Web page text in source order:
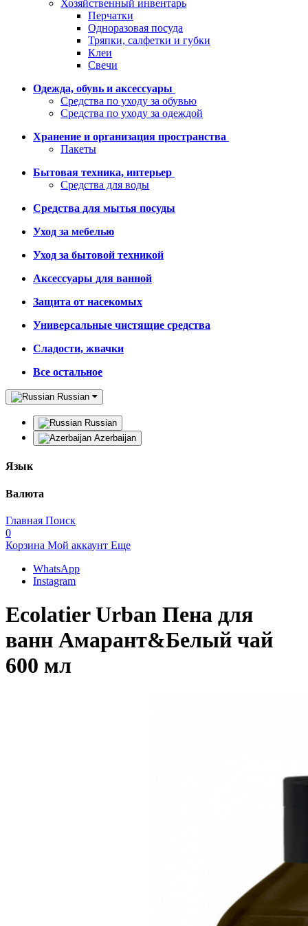
Хозяйственный инвентарь
Перчатки
Одноразовая посуда
Тряпки, салфетки и губки
Клеи
Свечи
Одежда, обувь и аксессуары
Средства по уходу за обувью
Средства по уходу за одеждой
Хранение и организация пространства
Пакеты
Бытовая техника, интерьер
Средства для воды
Средства для мытья посуды
Уход за мебелью
Уход за бытовой техникой
Аксессуары для ванной
Защита от насекомых
Универсальные чистящие средства
Сладости, жвачки
Все остальное
Russian
Russian
Azerbaijan
Язык
Валюта
Главная Поиск
0
Корзина Мой аккаунт Еще
WhatsApp
Instagram
Ecolatier Urban Пена для
ванн Амарант&Белый чай
600 мл